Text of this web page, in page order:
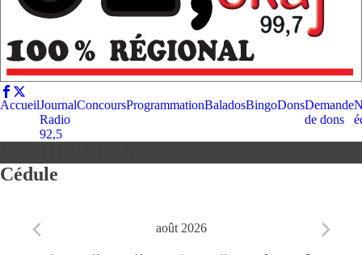
AccueilJournal
Radio
92,5
ConcoursProgrammationBaladosBingoDonsDemande
de dons
Cédule
août 2026